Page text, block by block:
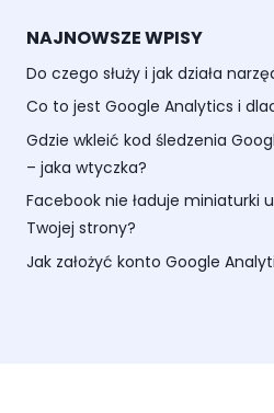
NAJNOWSZE WPISY
Do czego służy i jak działa
Co to jest Google Analytics i
Gdzie wkleić kod śledzenia
– jaka wtyczka?
Facebook nie ładuje miniaturki
Twojej strony?
Jak założyć konto Google